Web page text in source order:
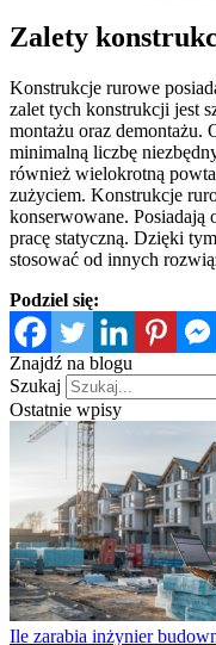
Zalety
Konstrukcje rurowe
zalet tych konstrukcji jest
montażu oraz demontażu.
minimalną liczbę
również wielokrotną
zużyciem. Konstrukcje
konserwowane. Posiadają
pracę statyczną. Dzięki
stosować od innych
Podziel się:
Znajdź na blogu
Szukaj
Ostatnie wpisy
Ile zarabia inżynier